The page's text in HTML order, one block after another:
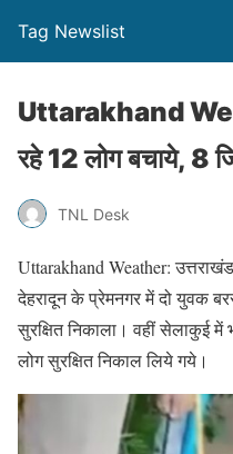
Tag Newslist
Uttarakhand
रहे 12 लोग बचाये, 8
TNL Desk
Uttarakhand Weather:
देहरादून के प्रेमनगर में दो युवक
सुरक्षित निकाला। वहीं सेलाकुई
लोग सुरक्षित निकाल लिये गये।